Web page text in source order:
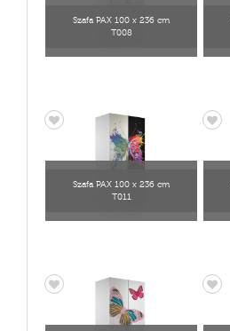
Szafa PAX 100 x 236 cm
T008
Szafa PAX 100 x 236 cm
T011